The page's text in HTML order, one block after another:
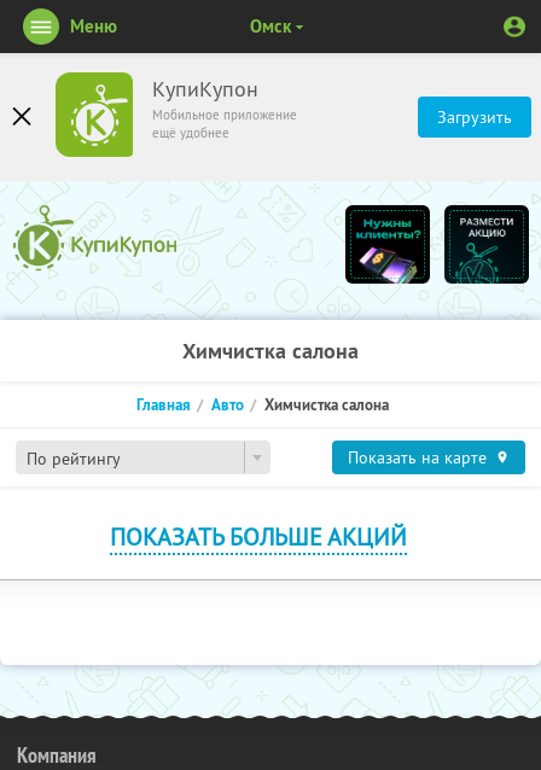
КупиКупон
Мобильное приложение
ещё удобнее
Загрузить
Меню Омск
Химчистка салона
По рейтингу
Главная Авто Химчистка салона
Показать на карте
ПОКАЗАТЬ БОЛЬШЕ АКЦИЙ
Компания